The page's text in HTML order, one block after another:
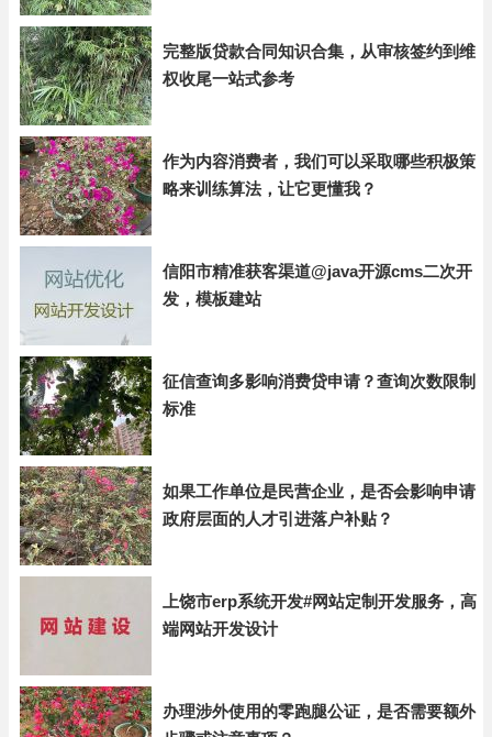
完整版贷款合同知识合集，从审核签约到维
权收尾一站式参考
作为内容消费者，我们可以采取哪些积极策
略来训练算法，让它更懂我？
信阳市精准获客渠道@java开源cms二次开
发，模板建站
征信查询多影响消费贷申请？查询次数限制
标准
如果工作单位是民营企业，是否会影响申请
政府层面的人才引进落户补贴？
上饶市erp系统开发#网站定制开发服务，高
端网站开发设计
办理涉外使用的零跑腿公证，是否需要额外